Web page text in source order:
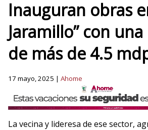
Inauguran obras
Jaramillo” con
de más de 4.5
17 mayo, 2025 | Ahome
La vecina y lideresa de ese sector,